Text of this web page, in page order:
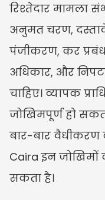
रिश्तेदार मामला
अनुमत चरण,
पंजीकरण, कर
अधिकार, और
चाहिए। व्यापक
जोखिमपूर्ण हो
बार-बार
Caira इन
सकता है।